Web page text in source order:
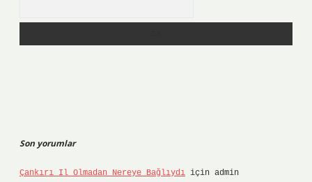
Son yorumlar
Çankırı Il Olmadan Nereye Bağlıydı için admin